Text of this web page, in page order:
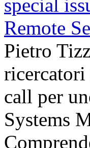
Pietro
call per
Systems